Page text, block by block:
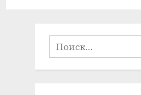
Найти: